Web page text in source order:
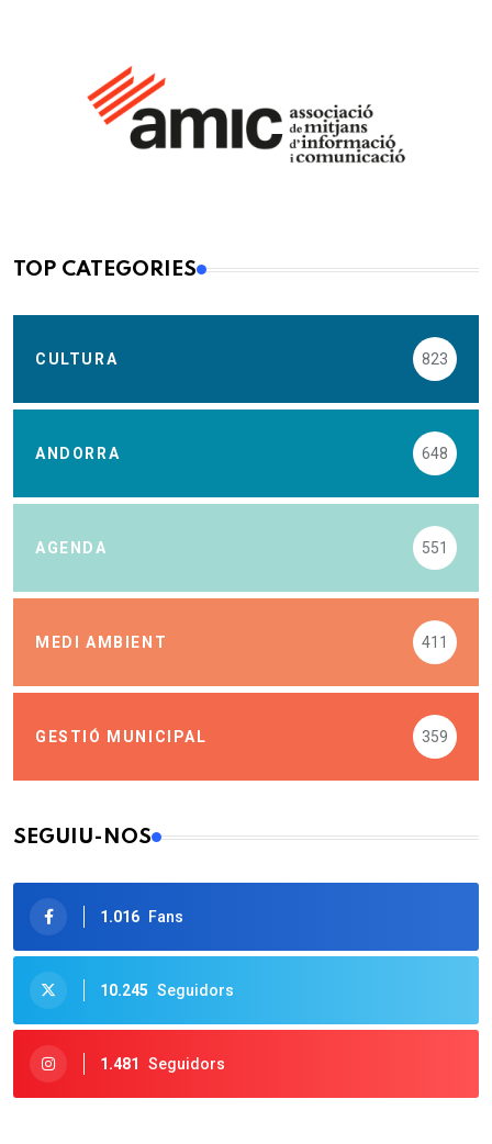
TOP CATEGORIES
CULTURA 823
ANDORRA 648
AGENDA 551
MEDI AMBIENT 411
GESTIÓ MUNICIPAL 359
SEGUIU-NOS
1.016 Fans
10.245 Seguidors
1.481 Seguidors